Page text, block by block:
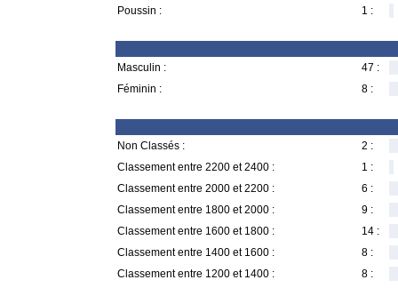
Poussin :
1 :
Masculin :
47 :
Féminin :
8 :
Non Classés :
2 :
Classement entre 2200 et 2400 :
1 :
Classement entre 2000 et 2200 :
6 :
Classement entre 1800 et 2000 :
9 :
Classement entre 1600 et 1800 :
14 :
Classement entre 1400 et 1600 :
8 :
Classement entre 1200 et 1400 :
8 :